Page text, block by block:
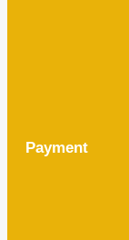
Payment